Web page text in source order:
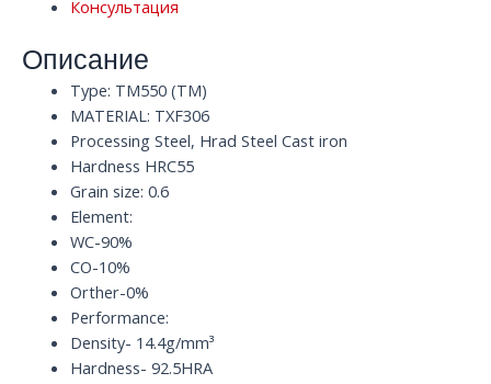
TM550
HRC55
quantity
Консультация
Описание
Type: TM550 (TM)
MATERIAL: TXF306
Processing Steel, Hrad Steel Cast iron
Hardness HRC55
Grain size: 0.6
Element:
WC-90%
CO-10%
Orther-0%
Performance:
Density- 14.4g/mm³
Hardness- 92.5HRA